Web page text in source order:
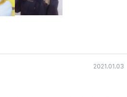
2021.01.03